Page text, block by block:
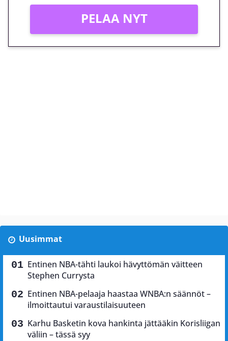
PELAA NYT
Uusimmat
Entinen NBA-tähti laukoi hävyttömän väitteen
Stephen Currysta
Entinen NBA-pelaaja haastaa WNBA:n säännöt –
ilmoittautui varaustilaisuuteen
Karhu Basketin kova hankinta jättääkin Korisliigan
väliin – tässä syy